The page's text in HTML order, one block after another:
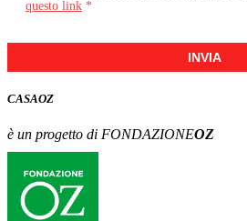
questo link *
INVIA
CASAOZ
è un progetto di FONDAZIONEOZ